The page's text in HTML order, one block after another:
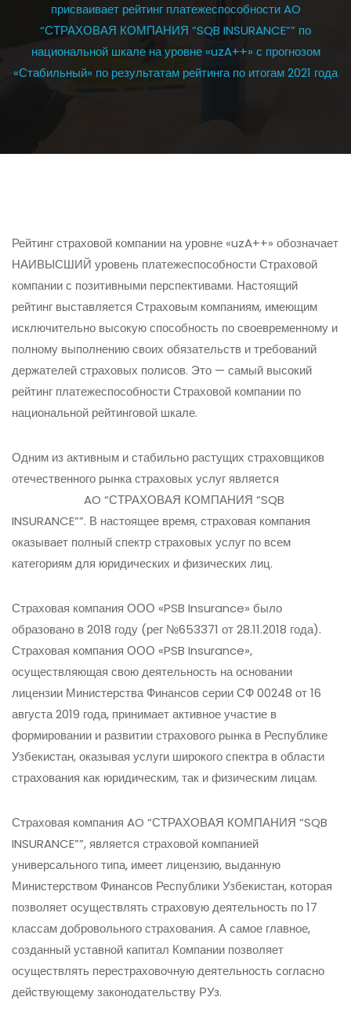
присваивает рейтинг платежеспособности AO
“СТРАХОВАЯ КОМПАНИЯ “SQB INSURANCE”” по
национальной шкале на уровне «uzA++» с прогнозом
«Стабильный» по результатам рейтинга по итогам 2021 года
Рейтинг страховой компании на уровне «uzA++» обозначает
НАИВЫСШИЙ уровень платежеспособности Страховой
компании с позитивными перспективами. Настоящий
рейтинг выставляется Страховым компаниям, имеющим
исключительно высокую способность по своевременному и
полному выполнению своих обязательств и требований
держателей страховых полисов. Это — самый высокий
рейтинг платежеспособности Страховой компании по
национальной рейтинговой шкале.
Одним из активным и стабильно растущих страховщиков
отечественного рынка страховых услуг является
AO “СТРАХОВАЯ КОМПАНИЯ “SQB
INSURANCE””. В настоящее время, страховая компания
оказывает полный спектр страховых услуг по всем
категориям для юридических и физических лиц.
Страховая компания ООО «PSB Insurance» было
образовано в 2018 году (рег №653371 от 28.11.2018 года).
Страховая компания ООО «PSB Insurance»,
осуществляющая свою деятельность на основании
лицензии Министерства Финансов серии СФ 00248 от 16
августа 2019 года, принимает активное участие в
формировании и развитии страхового рынка в Республике
Узбекистан, оказывая услуги широкого спектра в области
страхования как юридическим, так и физическим лицам.
Страховая компания AO “СТРАХОВАЯ КОМПАНИЯ “SQB
INSURANCE””, является страховой компанией
универсального типа, имеет лицензию, выданную
Министерством Финансов Республики Узбекистан, которая
позволяет осуществлять страховую деятельность по 17
классам добровольного страхования. А самое главное,
созданный уставной капитал Компании позволяет
осуществлять перестраховочную деятельность согласно
действующему законодательству РУз.